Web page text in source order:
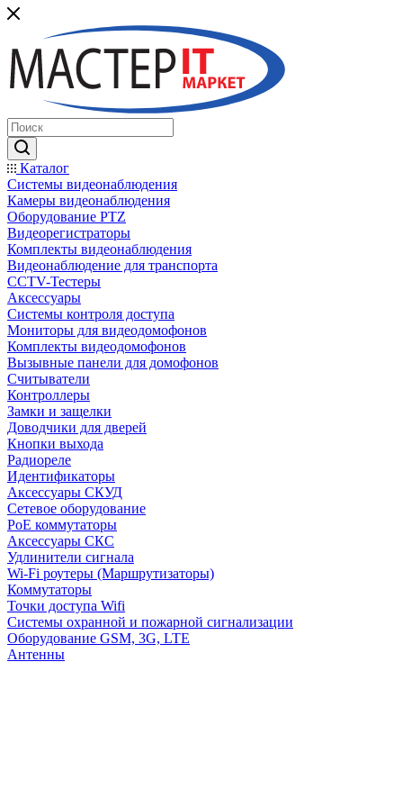
Каталог
Системы видеонаблюдения
Камеры видеонаблюдения
Оборудование PTZ
Видеорегистраторы
Комплекты видеонаблюдения
Видеонаблюдение для транспорта
CCTV-Тестеры
Аксессуары
Системы контроля доступа
Мониторы для видеодомофонов
Комплекты видеодомофонов
Вызывные панели для домофонов
Считыватели
Контроллеры
Замки и защелки
Доводчики для дверей
Кнопки выхода
Радиореле
Идентификаторы
Аксессуары СКУД
Сетевое оборудование
PoE коммутаторы
Аксессуары СКС
Удлинители сигнала
Wi-Fi роутеры (Маршрутизаторы)
Коммутаторы
Точки доступа Wifi
Системы охранной и пожарной сигнализации
Оборудование GSM, 3G, LTE
Антенны